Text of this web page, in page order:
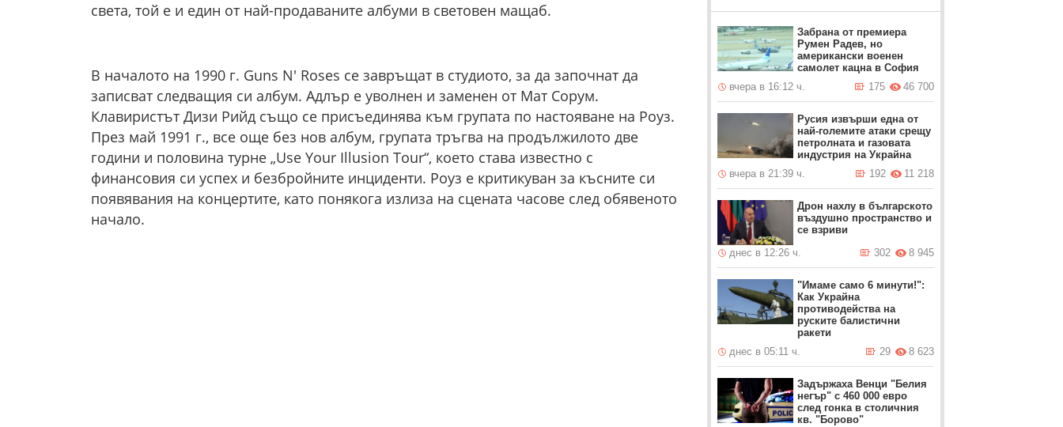
света, той е и един от най-продаваните албуми в световен мащаб.
В началото на 1990 г. Guns N' Roses се завръщат в студиото, за да започнат да
записват следващия си албум. Адлър е уволнен и заменен от Мат Сорум.
Клавиристът Дизи Рийд също се присъединява към групата по настояване на Роуз.
През май 1991 г., все още без нов албум, групата тръгва на продължилото две
години и половина турне „Use Your Illusion Tour“, което става известно с
финансовия си успех и безбройните инциденти. Роуз е критикуван за късните си
появявания на концертите, като понякога излиза на сцената часове след обявеното
начало.
Забрана от премиера
Румен Радев, но
американски военен
самолет кацна в София
вчера в 16:12 ч.
46 700
175
Русия извърши една от
най-големите атаки срещу
петролната и газовата
индустрия на Украйна
вчера в 21:39 ч.
11 218
192
Дрон нахлу в българското
въздушно пространство и
се взриви
днес в 12:26 ч.
8 945
302
"Имаме само 6 минути!":
Как Украйна
противодейства на
руските балистични
ракети
днес в 05:11 ч.
8 623
29
Задържаха Венци "Белия
негър" с 460 000 евро
след гонка в столичния
кв. "Борово"